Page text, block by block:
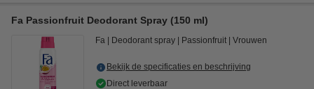
Fa Passionfruit Deodorant Spray (150 ml)
Fa Deodorant spray Passionfruit Vrouwen
Bekijk de specificaties en beschrijving
Direct leverbaar